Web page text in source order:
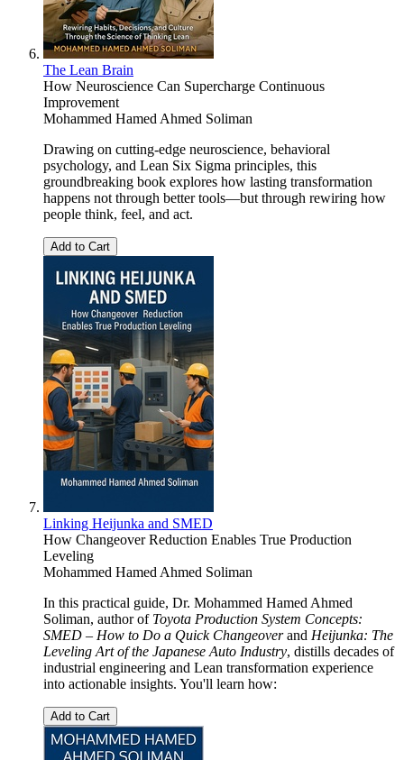
The Lean Brain
How Neuroscience Can Supercharge Continuous
Improvement
Mohammed Hamed Ahmed Soliman
Drawing on cutting-edge neuroscience, behavioral
psychology, and Lean Six Sigma principles, this
groundbreaking book explores how lasting transformation
happens not through better tools—but through rewiring how
people think, feel, and act.
Add to Cart
Linking Heijunka and SMED
How Changeover Reduction Enables True Production
Leveling
Mohammed Hamed Ahmed Soliman
In this practical guide, Dr. Mohammed Hamed Ahmed
Soliman, author of Toyota Production System Concepts:
SMED – How to Do a Quick Changeoverand Heijunka: The
Leveling Art of the Japanese Auto Industry, distills decades of
industrial engineering and Lean transformation experience
into actionable insights. You'll learn how:
Add to Cart